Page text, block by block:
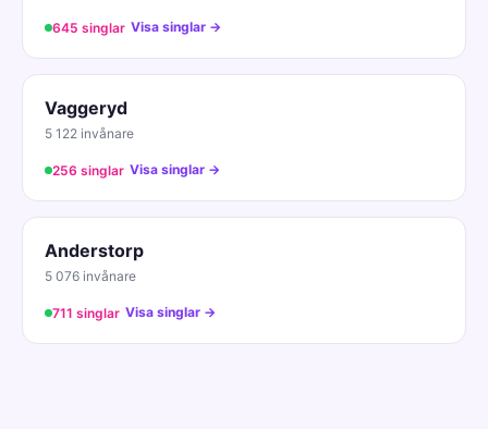
645 singlar Visa singlar →
Vaggeryd
5 122 invånare
256 singlar Visa singlar →
Anderstorp
5 076 invånare
711 singlar Visa singlar →